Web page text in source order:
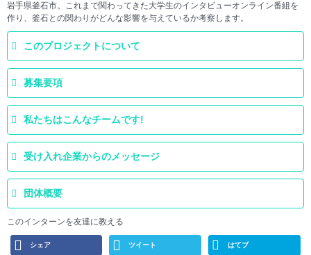
岩手県釜石市。これまで関わってきた大学生のインタビューオンライン番組を
作り、釜石との関わりがどんな影響を与えているか考察します。
このプロジェクトについて
募集要項
私たちはこんなチームです!
受け入れ企業からのメッセージ
団体概要
このインターンを友達に教える
シェア ツイート はてブ